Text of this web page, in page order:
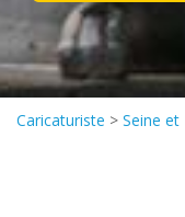
Caricaturiste > Seine et